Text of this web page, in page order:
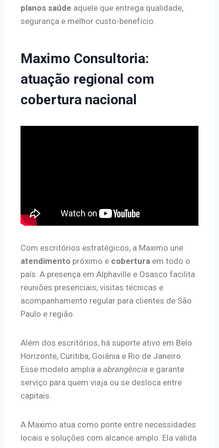
planos saúde aquele que entrega qualidade,
segurança e melhor custo-benefício.
Maximo Consultoria:
atuação regional com
cobertura nacional
Com escritórios estratégicos, a Maximo une
atendimento próximo e cobertura em todo o
país. A presença em Alphaville e Osasco facilita
reuniões presenciais, visitas técnicas e
acompanhamento regular para clientes de São
Paulo e região.
Além dos escritórios, há suporte ativo em Belo
Horizonte, Curitiba, Goiânia e Rio de Janeiro.
Esse modelo amplia a abrangência e garante
serviço para quem viaja ou se desloca entre
capitais.
A Maximo atua como ponte entre necessidades
locais e soluções com alcance amplo. Ela valida